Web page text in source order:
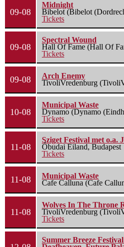
09-08
Midnight
Bibelot (Bibelot
Tickets
09-08
Spectral Wound
Hall Of Fame (Hall Of
Tickets
09-08
Arch Enemy
TivoliVredenburg
10-08
Municipal Waste
Dynamo (Dynamo
Tickets
11-08
Sziget Festival met
Óbudai Eiland, Budapest
Tickets
11-08
Municipal Waste
Cafe Calluna (Cafe
11-08
Wolves In The Throne
TivoliVredenburg
Tickets
Summer Breeze